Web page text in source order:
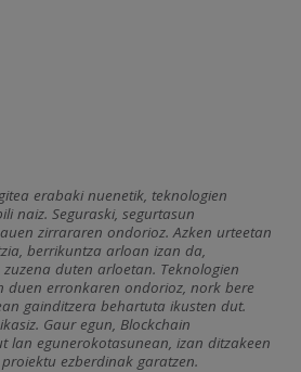
erabaki nuenetik, teknologien
naiz. Seguraski, segurtasun
zirrararen ondorioz. Azken urteetan
berrikuntza arloan izan da,
duten arloetan. Teknologien
duen erronkaren ondorioz, nork bere
gainditzera behartuta ikusten dut.
Gaur egun, Blockchain
lan egunerokotasunean, izan ditzakeen
ezberdinak garatzen.